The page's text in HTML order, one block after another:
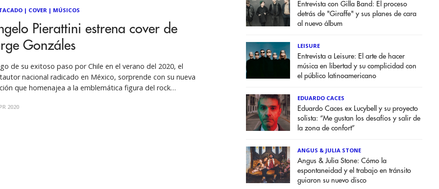
| COVER | MÚSICOS
Pierattini estrena cover de
Gonzáles
de su exitoso paso por Chile en el verano del 2020, el
nacional radicado en México, sorprende con su nueva
que homenajea a la emblemática figura del rock
disco solista, el músico nacional presenta su nueva
2020
Entrevista con Gilla Band: El proceso
detrás de "Giraffe" y sus planes de cara
al nuevo álbum
LEISURE
Entrevista a Leisure: El arte de hacer
música en libertad y su complicidad con
el público latinoamericano
EDUARDO CACES
Eduardo Caces ex Lucybell y su proyecto
solista: “Me gustan los desafíos y salir de
la zona de confort”
ANGUS & JULIA STONE
Angus & Julia Stone: Cómo la
espontaneidad y el trabajo en tránsito
guiaron su nuevo disco